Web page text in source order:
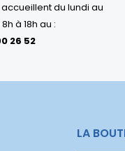
du lundi au
à 18h au :
26 52
LA